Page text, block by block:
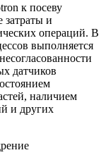
к посеву
затраты и
операций. В
выполняется
датчиков
наличием
и других